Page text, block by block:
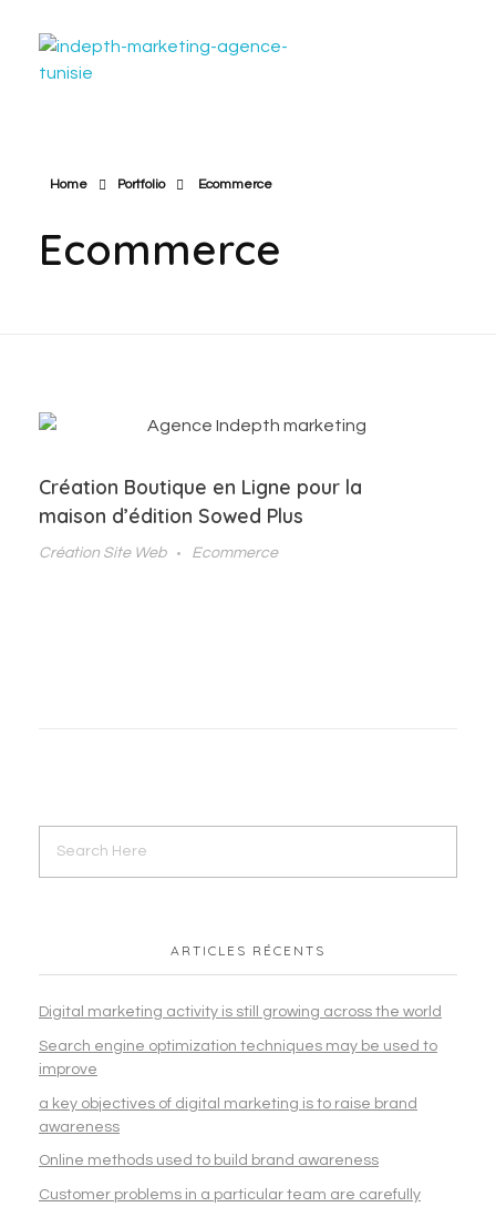
Home Portfolio Ecommerce
Ecommerce
Création Boutique en Ligne pour la
maison d’édition Sowed Plus
Création Site Web Ecommerce
ARTICLES RÉCENTS
Digital marketing activity is still growing across the world
Search engine optimization techniques may be used to
improve
a key objectives of digital marketing is to raise brand
awareness
Online methods used to build brand awareness
Customer problems in a particular team are carefully